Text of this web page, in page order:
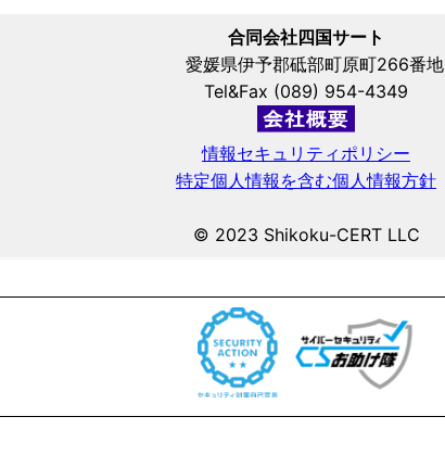
合同会社四国サート
愛媛県伊予郡砥部町原町266番地
Tel&Fax (089) 954-4349
情報セキュリティポリシー
特定個人情報を含む個人情報方針
© 2023 Shikoku-CERT LLC